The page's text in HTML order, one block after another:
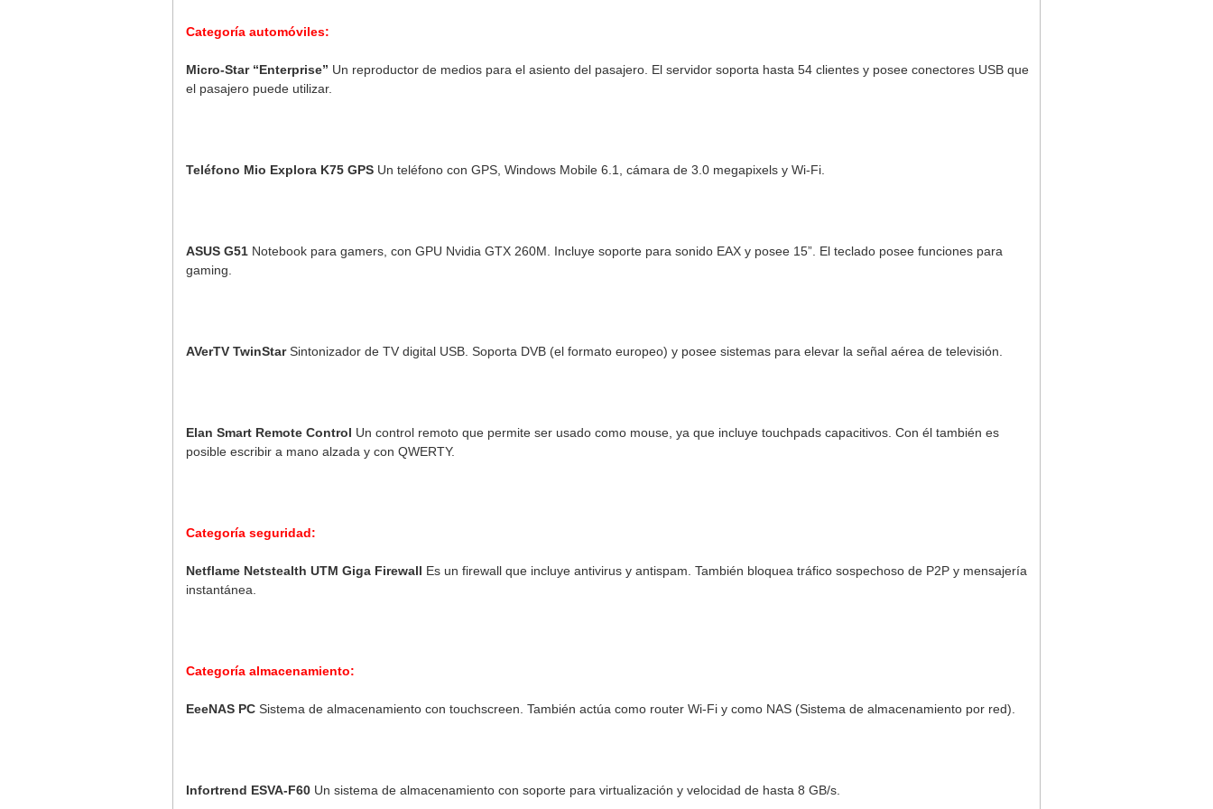
Categoría automóviles:
Micro-Star “Enterprise” Un reproductor de medios para el asiento del pasajero. El servidor soporta hasta 54 clientes y posee conectores USB que
el pasajero puede utilizar.
Teléfono Mio Explora K75 GPS Un teléfono con GPS, Windows Mobile 6.1, cámara de 3.0 megapixels y Wi-Fi.
ASUS G51 Notebook para gamers, con GPU Nvidia GTX 260M. Incluye soporte para sonido EAX y posee 15”. El teclado posee funciones para
gaming.
AVerTV TwinStarSintonizador de TV digital USB. Soporta DVB (el formato europeo) y posee sistemas para elevar la señal aérea de televisión.
Elan Smart Remote Control Un control remoto que permite ser usado como mouse, ya que incluye touchpads capacitivos. Con él también es
posible escribir a mano alzada y con QWERTY.
Categoría seguridad:
Netflame Netstealth UTM Giga Firewall Es un firewall que incluye antivirus y antispam. También bloquea tráfico sospechoso de P2P y mensajería
instantánea.
Categoría almacenamiento:
EeeNAS PC Sistema de almacenamiento con touchscreen. También actúa como router Wi-Fi y como NAS (Sistema de almacenamiento por red).
Infortrend ESVA-F60 Un sistema de almacenamiento con soporte para virtualización y velocidad de hasta 8 GB/s.